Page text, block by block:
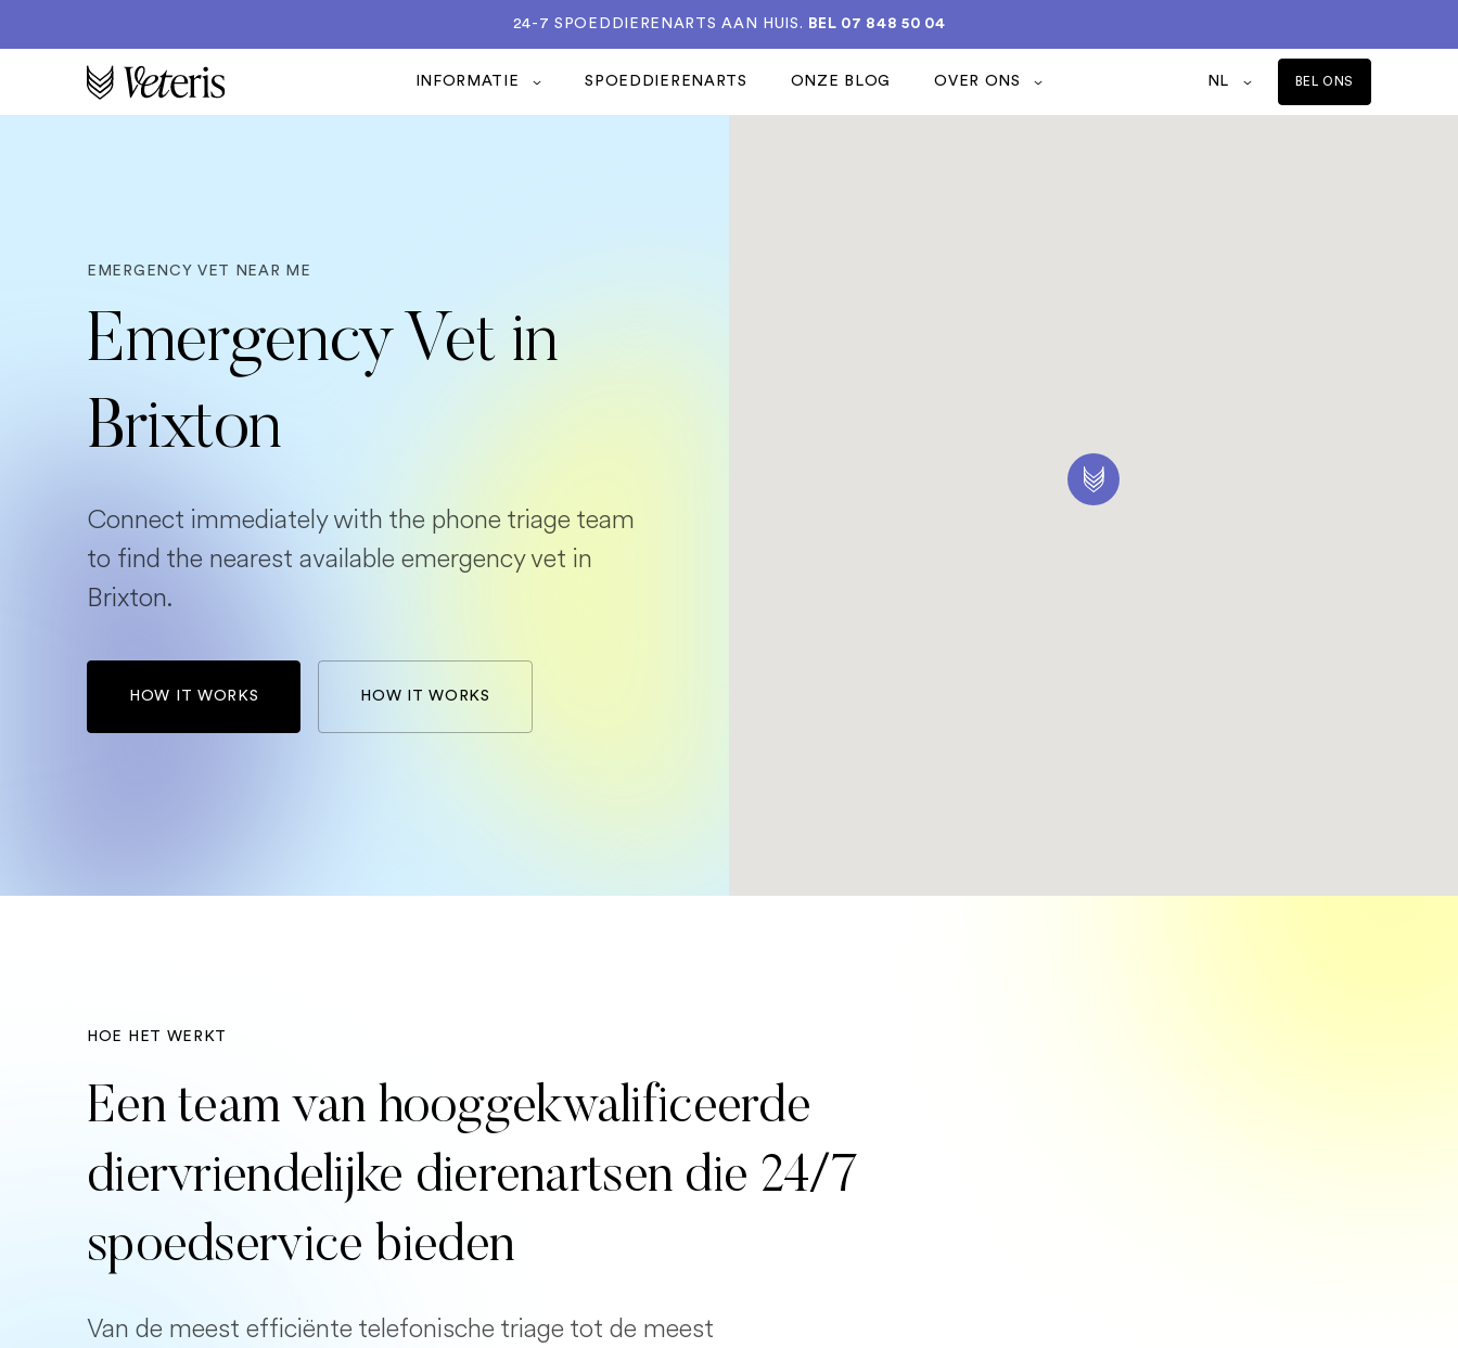
24-7 SPOEDDIERENARTS AAN HUIS. BEL 07 848 50 04
INFORMATIE SPOEDDIERENARTS ONZE BLOG OVER ONS NL BEL ONS
EMERGENCY VET NEAR ME
Emergency Vet in
Brixton
Connect immediately with the phone triage team
to find the nearest available emergency vet in
Brixton.
HOW IT WORKS HOW IT WORKS
HOE HET WERKT
Een team van hooggekwalificeerde
diervriendelijke dierenartsen die 24/7
spoedservice bieden
Van de meest efficiënte telefonische triage tot de meest